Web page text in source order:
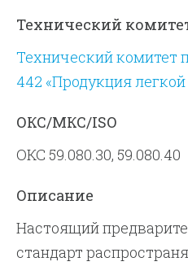
Технический
Технический комитет
442 «Продукция
ОКС/МКС/ISO
ОКС 59.080.30, 59.080.40
Описание
Настоящий
стандарт